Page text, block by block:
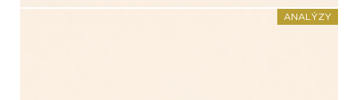
ANALÝZY